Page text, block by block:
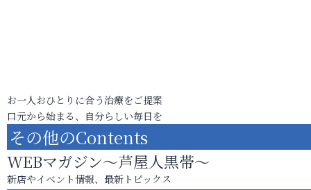
お一人おひとりに合う治療をご提案
口元から始まる、自分らしい毎日を
その他のContents
WEBマガジン～芦屋人黒帯～
新店やイベント情報、最新トピックス